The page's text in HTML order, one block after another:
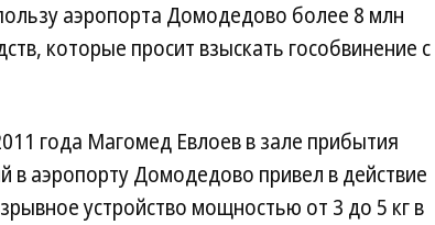
аэропорта Домодедово более 8 млн
которые просит взыскать гособвинение с
года Магомед Евлоев в зале прибытия
аэропорту Домодедово привел в действие
устройство мощностью от 3 до 5 кг в